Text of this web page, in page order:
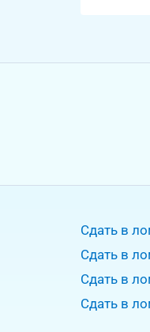
Сдать в
Сдать в
Сдать в
Сдать в